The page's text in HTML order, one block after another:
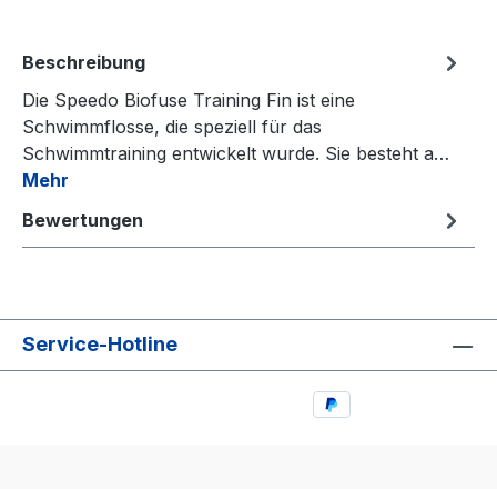
Beschreibung
Die Speedo Biofuse Training Fin ist eine
Schwimmflosse, die speziell für das
Schwimmtraining entwickelt wurde. Sie besteht a…
Mehr
Bewertungen
Service-Hotline